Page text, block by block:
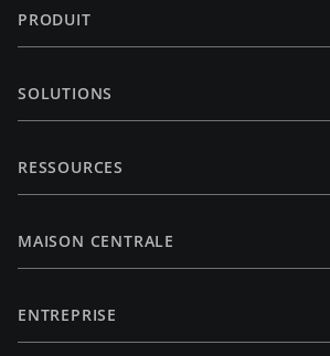
PRODUIT
SOLUTIONS
RESSOURCES
MAISON CENTRALE
ENTREPRISE